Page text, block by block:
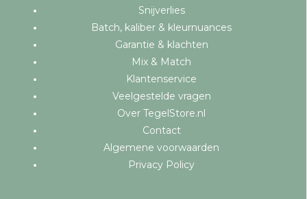
Snijverlies
Batch, kaliber & kleurnuances
Garantie & klachten
Mix & Match
Klantenservice
Veelgestelde vragen
Over TegelStore.nl
Contact
Algemene voorwaarden
Privacy Policy